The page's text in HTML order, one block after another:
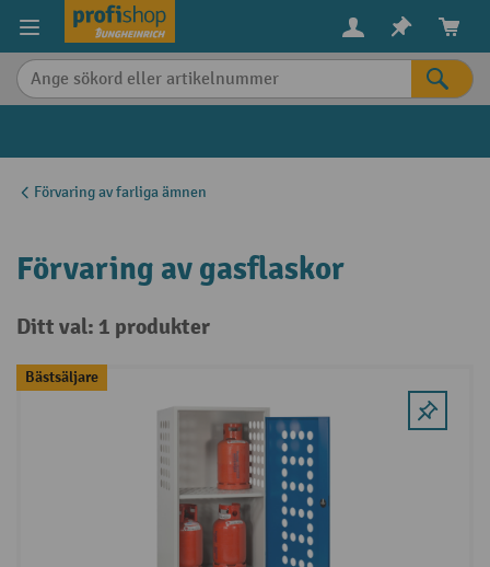
Förvaring av farliga ämnen
Förvaring av gasflaskor
Ditt val: 1 produkter
Bästsäljare